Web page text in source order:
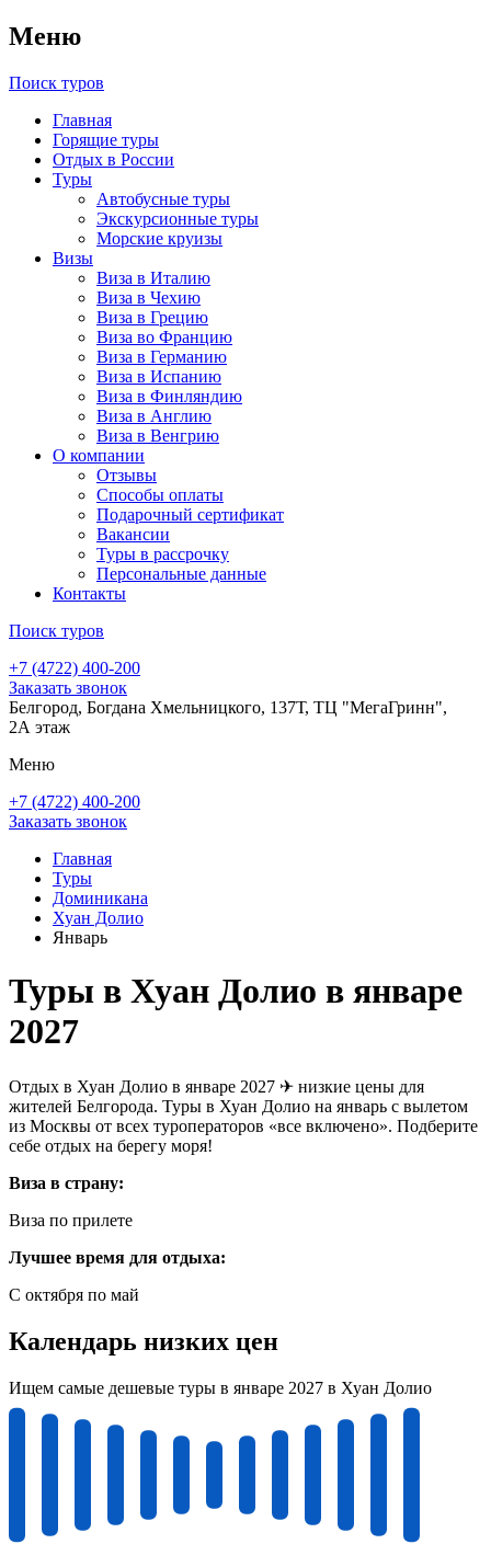
Меню
Поиск туров
Главная
Горящие туры
Отдых в России
Туры
Автобусные туры
Экскурсионные туры
Морские круизы
Визы
Виза в Италию
Виза в Чехию
Виза в Грецию
Виза во Францию
Виза в Германию
Виза в Испанию
Виза в Финляндию
Виза в Англию
Виза в Венгрию
О компании
Отзывы
Способы оплаты
Подарочный сертификат
Вакансии
Туры в рассрочку
Персональные данные
Контакты
Поиск туров
+7 (4722) 400-200
Заказать звонок
Белгород, Богдана Хмельницкого, 137Т, ТЦ "МегаГринн",
2А этаж
Меню
+7 (4722) 400-200
Заказать звонок
Главная
Туры
Доминикана
Хуан Долио
Январь
Туры в Хуан Долио в январе
2027
Отдых в Хуан Долио в январе 2027 ✈ низкие цены для
жителей Белгорода. Туры в Хуан Долио на январь с вылетом
из Москвы от всех туроператоров «все включено». Подберите
себе отдых на берегу моря!
Виза в страну:
Виза по прилете
Лучшее время для отдыха:
С октября по май
Календарь низких цен
Ищем самые дешевые туры в январе 2027 в Хуан Долио